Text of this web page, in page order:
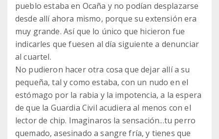
pueblo estaba en Ocaña y no podían desplazarse
desde allí ahora mismo, porque su extensión era
muy grande. Así que lo único que hicieron fue
indicarles que fuesen al día siguiente a denunciar
al cuartel.
No pudieron hacer otra cosa que dejar allí a su
pequeña, tal y como estaba, con un nudo en el
estómago por la rabia y la impotencia, a la espera
de que la Guardia Civil acudiera al menos con el
lector de chip. Imaginaros la sensación...tu perro
quemado, asesinado a sangre fría, y tienes que